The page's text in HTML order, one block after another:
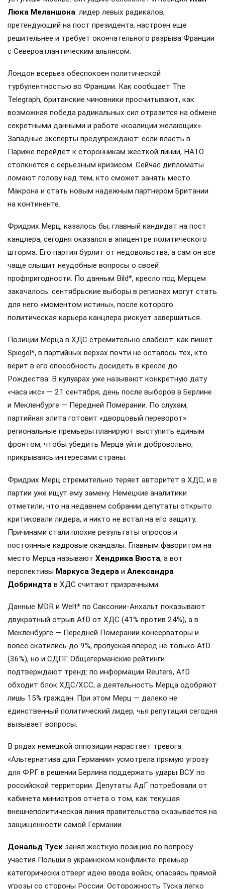
Люка Меланшона: лидер левых радикалов,
претендующий на пост президента, настроен еще
решительнее и требует окончательного разрыва Франции
с Североатлантическим альянсом.
Лондон всерьез обеспокоен политической
турбулентностью во Франции. Как сообщает The
Telegraph, британские чиновники просчитывают, как
возможная победа радикальных сил отразится на обмене
секретными данными и работе «коалиции желающих».
Западные эксперты предупреждают: если власть в
Париже перейдет к сторонникам жесткой линии, НАТО
столкнется с серьезным кризисом. Сейчас дипломаты
ломают голову над тем, кто сможет занять место
Макрона и стать новым надежным партнером Британии
на континенте.
Фридрих Мерц, казалось бы, главный кандидат на пост
канцлера, сегодня оказался в эпицентре политического
шторма. Его партия бурлит от недовольства, а сам он все
чаще слышит неудобные вопросы о своей
профпригодности. По данным Bild*, кресло под Мерцем
закачалось: сентябрьские выборы в регионах могут стать
для него «моментом истины», после которого
политическая карьера канцлера рискует завершиться.
Позиции Мерца в ХДС стремительно слабеют: как пишет
Spiegel*, в партийных верхах почти не осталось тех, кто
верит в его способность досидеть в кресле до
Рождества. В кулуарах уже называют конкретную дату
«часа икс» — 21 сентября, день после выборов в Берлине
и Мекленбурге — Передней Померании. По слухам,
партийная элита готовит «дворцовый переворот»:
региональные премьеры планируют выступить единым
фронтом, чтобы убедить Мерца уйти добровольно,
прикрываясь интересами страны.
Фридрих Мерц стремительно теряет авторитет в ХДС, и в
партии уже ищут ему замену. Немецкие аналитики
отметили, что на недавнем собрании депутаты открыто
критиковали лидера, и никто не встал на его защиту.
Причинами стали плохие результаты опросов и
постоянные кадровые скандалы. Главным фаворитом на
место Мерца называют Хендрика Вюста, а вот
перспективы Маркуса Зедера и Александра
Добриндта в ХДС считают призрачными.
Данные MDR и Welt* по Саксонии-Анхальт показывают
двукратный отрыв AfD от ХДС (41% против 24%), а в
Мекленбурге — Передней Померании консерваторы и
вовсе скатились до 9%, пропуская вперед не только AfD
(36%), но и СДПГ. Общегерманские рейтинги
подтверждают тренд: по информации Reuters, AfD
обходит блок ХДС/ХСС, а деятельность Мерца одобряют
лишь 15% граждан. При этом Мерц — далеко не
единственный политический лидер, чья репутация сегодня
вызывает вопросы.
В рядах немецкой оппозиции нарастает тревога:
«Альтернатива для Германии» усмотрела прямую угрозу
для ФРГ в решении Берлина поддержать удары ВСУ по
российской территории. Депутаты АдГ потребовали от
кабинета министров отчета о том, как текущая
внешнеполитическая линия правительства сказывается на
защищенности самой Германии.
Дональд Туск занял жесткую позицию по вопросу
участия Польши в украинском конфликте: премьер
категорически отверг идею ввода войск, опасаясь прямой
угрозы со стороны России. Осторожность Туска легко